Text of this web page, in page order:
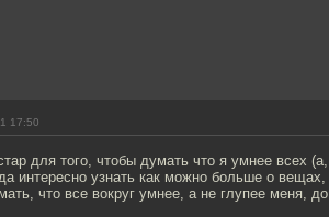
17:50
для того, чтобы думать что я умнее всех
интересно узнать как можно больше о
что все вокруг умнее, а не глупее меня,